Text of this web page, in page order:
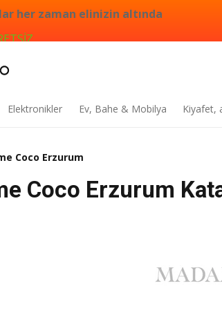
her zaman elinizin altında
Elektronikler Ev, Bahe & Mobilya Kiyafet,
Coco Erzurum
Coco Erzurum